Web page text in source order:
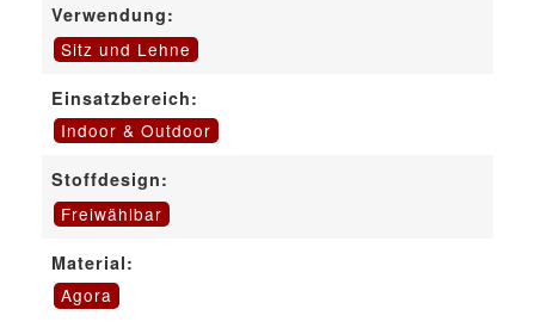
Verwendung:
Sitz und Lehne
Einsatzbereich:
Indoor & Outdoor
Stoffdesign:
Freiwählbar
Material:
Agora